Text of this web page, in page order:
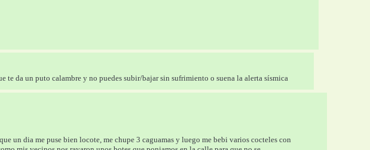
te da un puto calambre y no puedes subir/bajar sin sufrimiento o suena la alerta sísmica
un dia me puse bien locote, me chupe 3 caguamas y luego me bebi varios cocteles con